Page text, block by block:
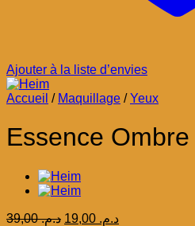
Ajouter à la liste d’envies
Accueil / Maquillage / Yeux
Essence
د.م.39,00
Le
د.م.Le